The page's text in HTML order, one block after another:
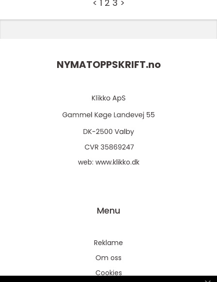
< 1 2 3 >
NYMATOPPSKRIFT.no
web: www.klikko.dk
Menu
Reklame
Om oss
Cookies